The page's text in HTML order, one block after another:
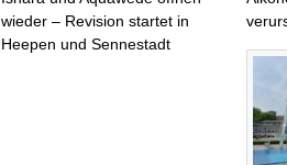
wieder – Revision startet in
Heepen und Sennestadt